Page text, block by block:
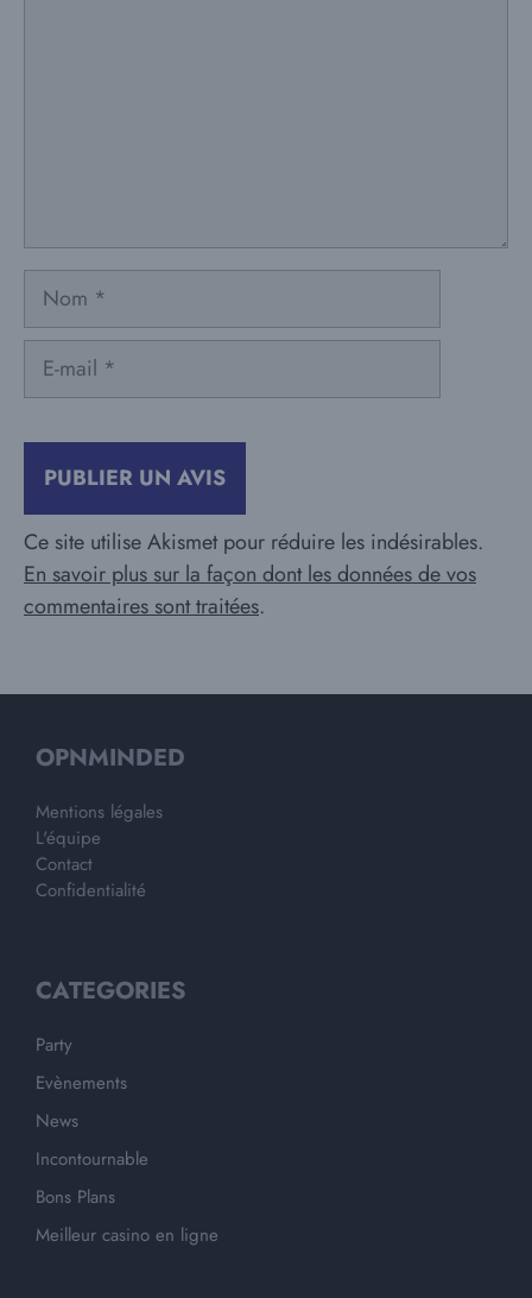
Nom
mail
Ce site utilise Akismet pour réduire les indésirables.
En savoir plus sur la façon dont les données de vos
commentaires sont traitées.
OPNMINDED
Mentions légales
L'équipe
Contact
Confidentialité
CATEGORIES
Party
Evènements
News
Incontournable
Bons Plans
Meilleur casino en ligne